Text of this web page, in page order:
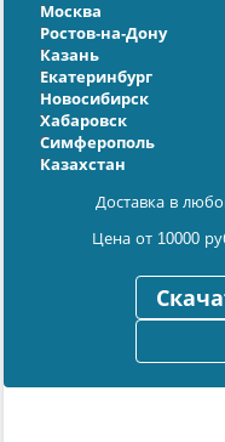
Москва
Ростов-на-Дону
Казань
Екатеринбург
Новосибирск
Хабаровск
Симферополь
Казахстан
Доставка в
Цена от 10000